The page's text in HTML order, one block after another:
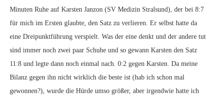
Minuten Ruhe auf Karsten Janzon (SV Medizin Stralsund), der bei 8:7
für mich im Ersten glaubte, den Satz zu verlieren. Er selbst hatte da
eine Dreipunktführung verspielt. Was der eine denkt und der andere tut
sind immer noch zwei paar Schuhe und so gewann Karsten den Satz
11:8 und legte dann noch einmal nach. 0:2 gegen Karsten. Da meine
Bilanz gegen ihn nicht wirklich die beste ist (hab ich schon mal
gewonnen?), wurde die Hürde umso größer, aber irgendwie hatte ich